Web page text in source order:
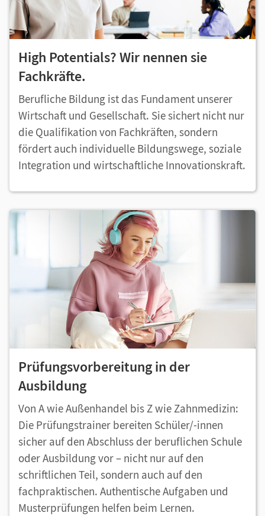
High Potentials? Wir nennen sie
Fachkräfte.
Berufliche Bildung ist das Fundament unserer
Wirtschaft und Gesellschaft. Sie sichert nicht nur
die Qualifikation von Fachkräften, sondern
fördert auch individuelle Bildungswege, soziale
Integration und wirtschaftliche Innovationskraft.
Prüfungsvorbereitung in der
Ausbildung
Von A wie Außenhandel bis Z wie Zahnmedizin:
Die Prüfungstrainer bereiten Schüler/-innen
sicher auf den Abschluss der beruflichen Schule
oder Ausbildung vor – nicht nur auf den
schriftlichen Teil, sondern auch auf den
fachpraktischen. Authentische Aufgaben und
Musterprüfungen helfen beim Lernen.